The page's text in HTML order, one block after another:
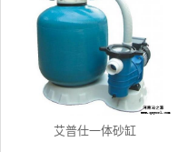
艾普仕一体砂缸